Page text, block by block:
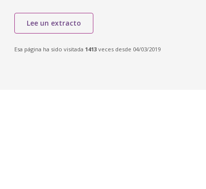
Lee un extracto
Esa página ha sido visitada 1413 veces desde 04/03/2019